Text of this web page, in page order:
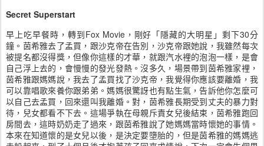
Secret Superstart
早上吃早餐時，轉到Fox Movie，剛好「隱藏的大明星」剩下30分
鐘。茵希雅去了孟買，跟沙克帝在告別，沙克帝跟她說，我雖然每次
被提名都沒得獎，但像你這樣的才華，就跟汽水裡的泡泡一樣，是會
自己浮上去的，會慢慢的發光發熱。沒多久，場景帶到茵希雅家裡，
茵希雅跟媽媽說，我去了孟買找了沙克帝，我覺得你應該要離婚，我
可以靠唱歌來養你跟弟弟。媽媽很驚訝也有點生氣，告訴他你怎麼可
以自己去孟買，回來還叫我離婚。對，茵希雅長期受到丈夫的暴力對
待，兒女都看不下去。這場爭執在母親斥責女兒後結束，茵希雅跑回
房間去，這時奶奶走了過來，跟茵希雅說了她媽媽當時懷她的事情。
本來在知道懷的是女兒以後，是決定要墮胎的，但是茵希雅的媽媽逃